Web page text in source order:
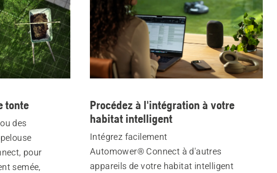
tonte
des
pour
semée,
Procédez à l'intégration à votre
habitat intelligent
Intégrez facilement
Automower® Connect à d'autres
appareils de votre habitat intelligent